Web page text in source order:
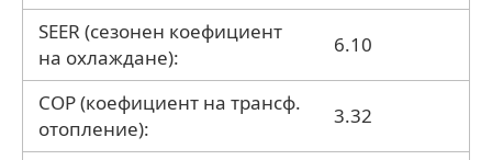
SEER (сезонен коефициент
на охлаждане):
6.10
COP (коефициент на трансф.
отопление):
3.32